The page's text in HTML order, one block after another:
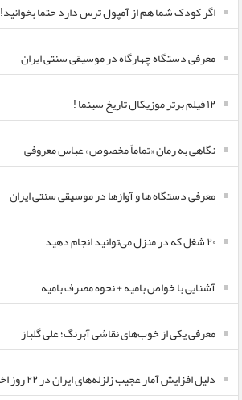
اگر کودک شما هم از آمپول ترس دارد حتما بخوانید!
معرفی دستگاه چهارگاه در موسیقی سنتی ایران
۱۲ فیلم برتر موزیکال تاریخ سینما !
نگاهی به رمان «تماماً مخصوص» عباس معروفی
معرفی دستگاه ها و آوازها در موسیقی سنتی ایران
۲۰ شغل که در منزل می‌توانید انجام دهید
آشنایی با خواص بامیه + نحوه مصرف بامیه
معرفی یکی از خوب‌های نقاشی آبرنگ؛ علی گلباز
دلیل افزایش آمار عجیب زلزله‌های ایران در ۲۲ روز اخیر